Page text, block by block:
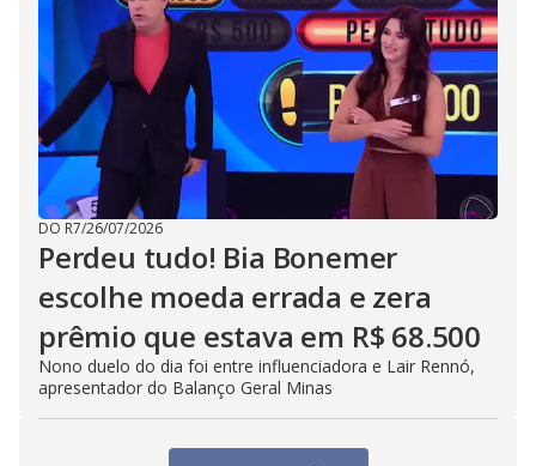
DO R7/26/07/2026
Perdeu tudo! Bia Bonemer
escolhe moeda errada e zera
prêmio que estava em R$ 68.500
Nono duelo do dia foi entre influenciadora e Lair Rennó,
apresentador do Balanço Geral Minas